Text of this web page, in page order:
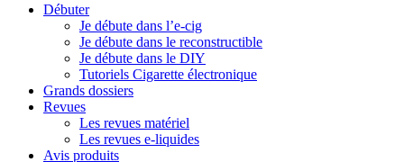
Débuter
Je débute dans l’e-cig
Je débute dans le reconstructible
Je débute dans le DIY
Tutoriels Cigarette électronique
Grands dossiers
Revues
Les revues matériel
Les revues e-liquides
Avis produits